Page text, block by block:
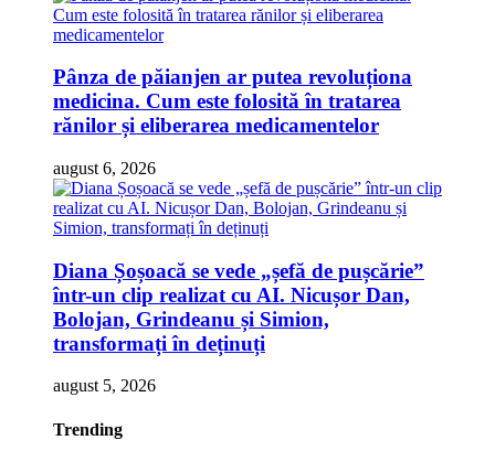
Pânza de păianjen ar putea revoluționa
medicina. Cum este folosită în tratarea
rănilor și eliberarea medicamentelor
august 6, 2026
Diana Șoșoacă se vede „șefă de pușcărie”
într-un clip realizat cu AI. Nicușor Dan,
Bolojan, Grindeanu și Simion,
transformați în deținuți
august 5, 2026
Trending